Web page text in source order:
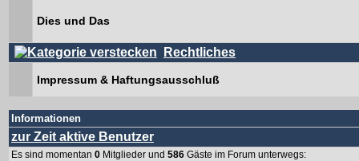
Dies und Das
Rechtliches
Impressum & Haftungsausschluß
Informationen
zur Zeit aktive Benutzer
Es sind momentan 0 Mitglieder und 586 Gäste im Forum unterwegs: